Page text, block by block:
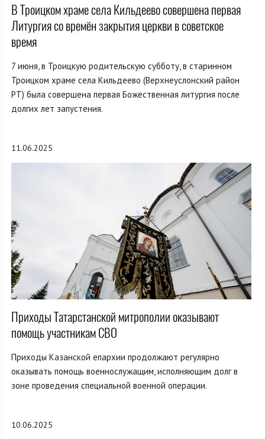
В Троицком храме села Кильдеево совершена первая
Литургия со времён закрытия церкви в советское
время
7 июня, в Троицкую родительскую субботу, в старинном
Троицком храме села Кильдеево (Верхнеуслонский район
РТ) была совершена первая Божественная литургия после
долгих лет запустения.
11.06.2025
Приходы Татарстанской митрополии оказывают
помощь участникам СВО
Приходы Казанской епархии продолжают регулярно
оказывать помощь военнослужащим, исполняющим долг в
зоне проведения специальной военной операции.
10.06.2025